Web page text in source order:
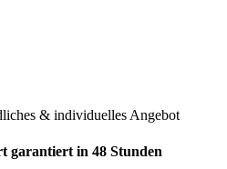
& individuelles Angebot
garantiert in 48 Stunden